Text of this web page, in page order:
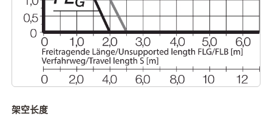
架空长度